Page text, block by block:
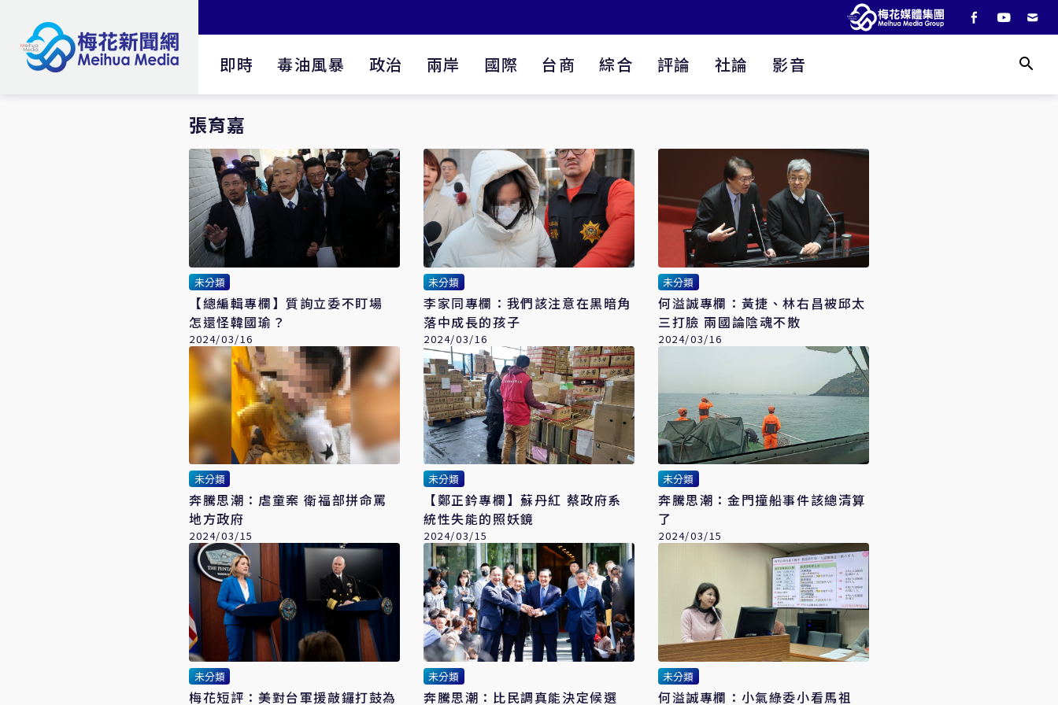
即時 毒油風暴 政治 兩岸 國際 台商 綜合 評論 社論 影音
張育嘉
未分類
【總編輯專欄】質詢立委不盯場
怎還怪韓國瑜？
2024/03/16
未分類
李家同專欄：我們該注意在黑暗角
落中成長的孩子
2024/03/16
未分類
何溢誠專欄：黃捷、林右昌被邱太
三打臉 兩國論陰魂不散
2024/03/16
未分類
奔騰思潮：虐童案 衛福部拼命罵
地方政府
2024/03/15
未分類
【鄭正鈐專欄】蘇丹紅 蔡政府系
統性失能的照妖鏡
2024/03/15
未分類
奔騰思潮：金門撞船事件該總清算
了
2024/03/15
未分類
梅花短評：美對台軍援敲鑼打鼓為
未分類
奔騰思潮：比民調真能決定候選
未分類
何溢誠專欄：小氣綠委小看馬祖